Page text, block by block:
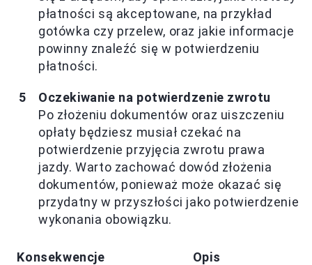
płatności są akceptowane, na przykład
gotówka czy przelew, oraz jakie informacje
powinny znaleźć się w potwierdzeniu
płatności.
Oczekiwanie na potwierdzenie zwrotu
Po złożeniu dokumentów oraz uiszczeniu
opłaty będziesz musiał czekać na
potwierdzenie przyjęcia zwrotu prawa
jazdy. Warto zachować dowód złożenia
dokumentów, ponieważ może okazać się
przydatny w przyszłości jako potwierdzenie
wykonania obowiązku.
Konsekwencje Opis